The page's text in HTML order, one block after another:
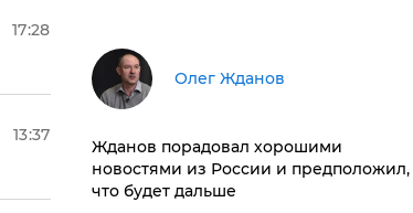
17:28
13:37
Олег Жданов
Жданов порадовал хорошими
новостями из России и предположил,
что будет дальше